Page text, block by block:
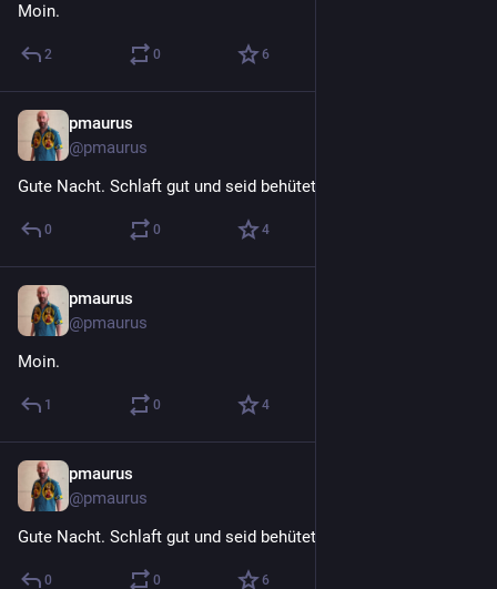
Moin.
2 0 6
pmaurus
@pmaurus
Gute Nacht. Schlaft gut und seid behütet.
0 0 4
pmaurus
@pmaurus
Moin.
1 0 4
pmaurus
@pmaurus
Gute Nacht. Schlaft gut und seid behütet.
0 0 6